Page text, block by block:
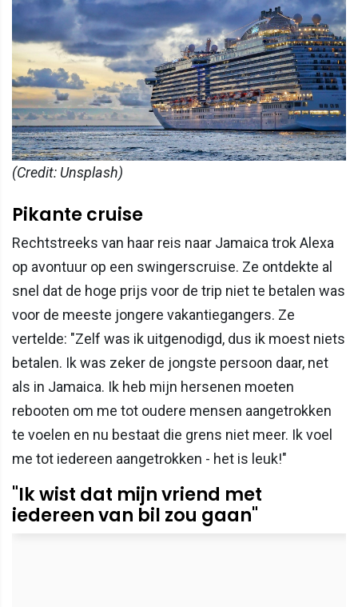
(Credit: Unsplash)
Pikante cruise
Rechtstreeks van haar reis naar Jamaica trok Alexa
op avontuur op een swingerscruise. Ze ontdekte al
snel dat de hoge prijs voor de trip niet te betalen was
voor de meeste jongere vakantiegangers. Ze
vertelde: "Zelf was ik uitgenodigd, dus ik moest niets
betalen. Ik was zeker de jongste persoon daar, net
als in Jamaica. Ik heb mijn hersenen moeten
rebooten om me tot oudere mensen aangetrokken
te voelen en nu bestaat die grens niet meer. Ik voel
me tot iedereen aangetrokken - het is leuk!"
"Ik wist dat mijn vriend met
iedereen van bil zou gaan"